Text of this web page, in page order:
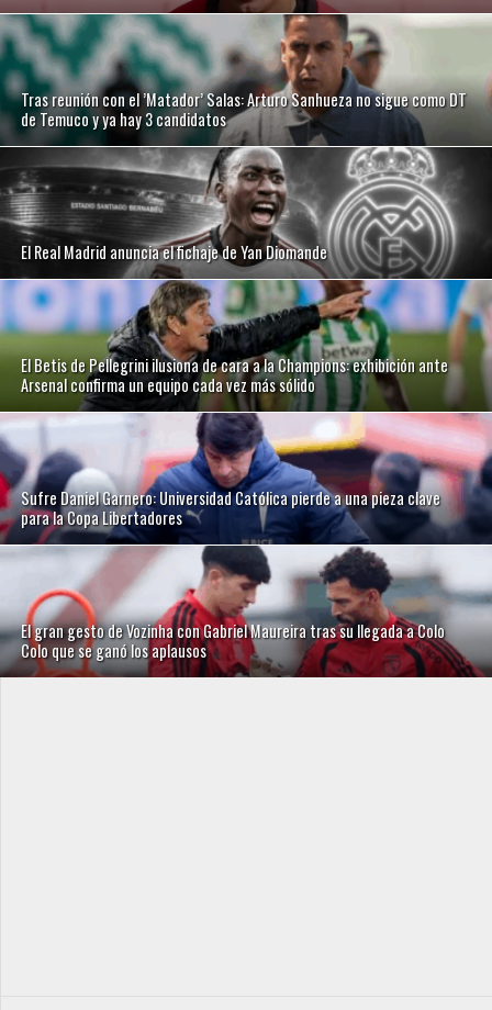
Tras reunión con el ’Matador’ Salas: Arturo Sanhueza no sigue como DT
de Temuco y ya hay 3 candidatos
El Real Madrid anuncia el fichaje de Yan Diomande
El Betis de Pellegrini ilusiona de cara a la Champions: exhibición ante
Arsenal confirma un equipo cada vez más sólido
Sufre Daniel Garnero: Universidad Católica pierde a una pieza clave
para la Copa Libertadores
El gran gesto de Vozinha con Gabriel Maureira tras su llegada a Colo
Colo que se ganó los aplausos